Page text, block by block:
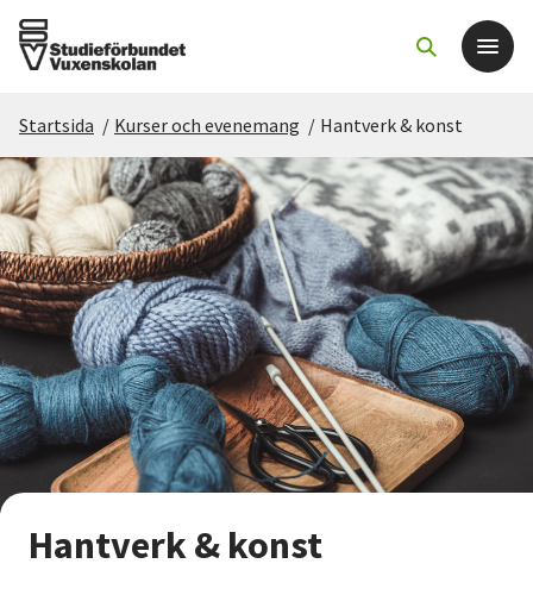
Det här gör vi
För dig som
Sök kurser och evenemang
Om SV
Starta studiecirkel
Cirkelledare
Nyheter
Startsida / Kurser och evenemang / Hantverk & konst
Hantverk & konst